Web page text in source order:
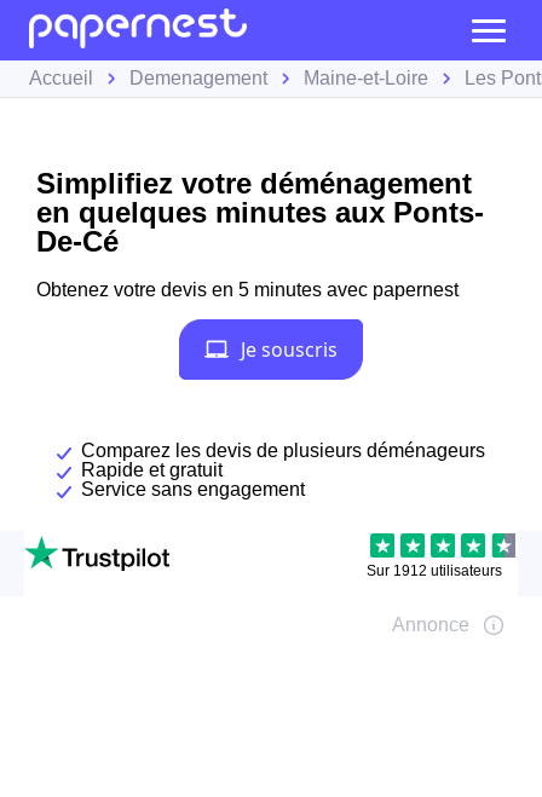
Accueil Demenagement Maine-et-Loire Les